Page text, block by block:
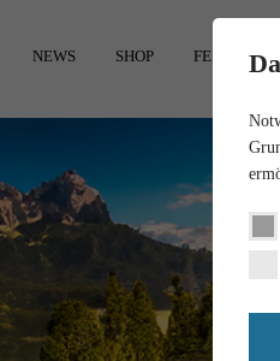
NEWS SHOP FEEDBACK